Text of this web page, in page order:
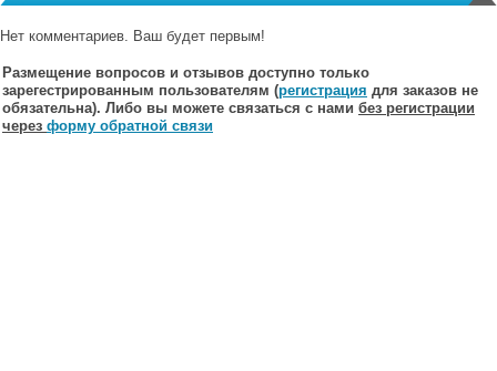
Нет комментариев. Ваш будет первым!
Размещение вопросов и отзывов доступно только
зарегестрированным пользователям (регистрация для заказов не
обязательна). Либо вы можете связаться с нами без регистрации
через форму обратной связи